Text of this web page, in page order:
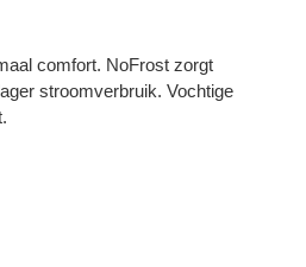
comfort. NoFrost zorgt
stroomverbruik. Vochtige